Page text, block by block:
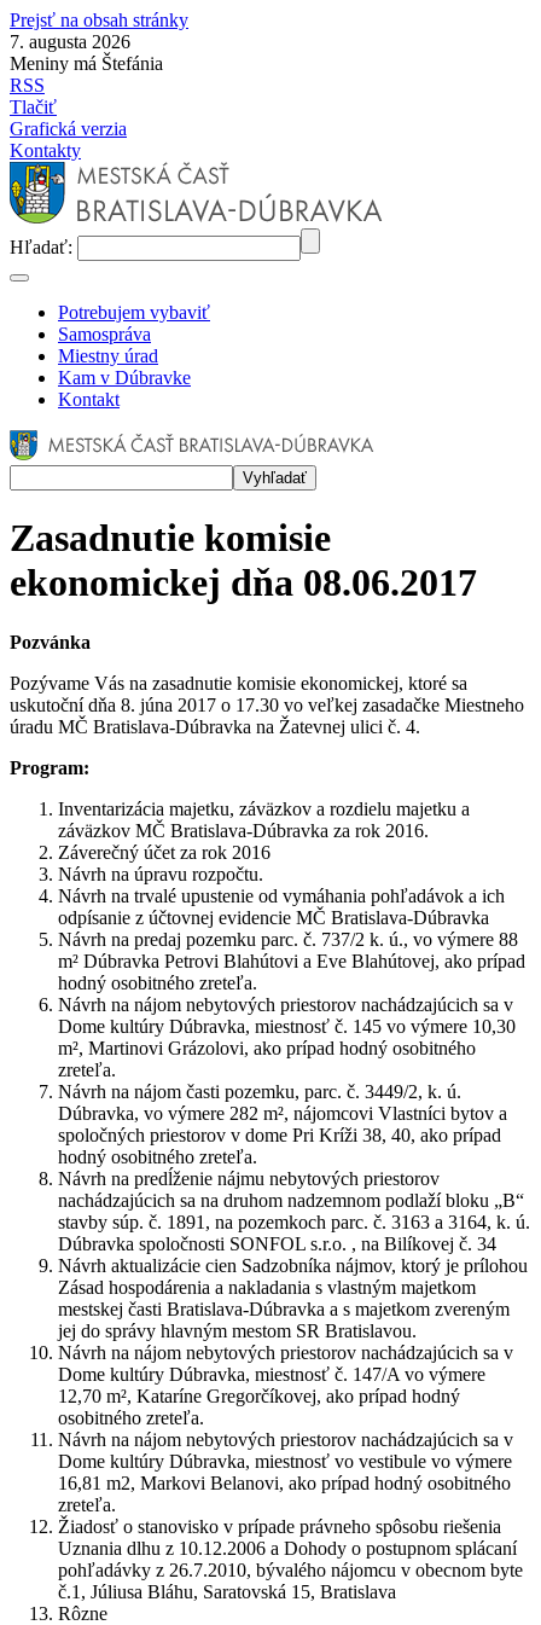
Prejsť na obsah stránky
7. augusta 2026
Meniny má Štefánia
RSS
Tlačiť
Grafická verzia
Kontakty
Hľadať:
Potrebujem vybaviť
Samospráva
Miestny úrad
Kam v Dúbravke
Kontakt
Zasadnutie komisie
ekonomickej dňa 08.06.2017
Pozvánka
Pozývame Vás na zasadnutie komisie ekonomickej, ktoré sa
uskutoční dňa 8. júna 2017 o 17.30 vo veľkej zasadačke Miestneho
úradu MČ Bratislava-Dúbravka na Žatevnej ulici č. 4.
Program:
Inventarizácia majetku, záväzkov a rozdielu majetku a
záväzkov MČ Bratislava-Dúbravka za rok 2016.
Záverečný účet za rok 2016
Návrh na úpravu rozpočtu.
Návrh na trvalé upustenie od vymáhania pohľadávok a ich
odpísanie z účtovnej evidencie MČ Bratislava-Dúbravka
Návrh na predaj pozemku parc. č. 737/2 k. ú., vo výmere 88
m² Dúbravka Petrovi Blahútovi a Eve Blahútovej, ako prípad
hodný osobitného zreteľa.
Návrh na nájom nebytových priestorov nachádzajúcich sa v
Dome kultúry Dúbravka, miestnosť č. 145 vo výmere 10,30
m², Martinovi Grázolovi, ako prípad hodný osobitného
zreteľa.
Návrh na nájom časti pozemku, parc. č. 3449/2, k. ú.
Dúbravka, vo výmere 282 m², nájomcovi Vlastníci bytov a
spoločných priestorov v dome Pri Kríži 38, 40, ako prípad
hodný osobitného zreteľa.
Návrh na predĺženie nájmu nebytových priestorov
nachádzajúcich sa na druhom nadzemnom podlaží bloku „B“
stavby súp. č. 1891, na pozemkoch parc. č. 3163 a 3164, k. ú.
Dúbravka spoločnosti SONFOL s.r.o. , na Bilíkovej č. 34
Návrh aktualizácie cien Sadzobníka nájmov, ktorý je prílohou
Zásad hospodárenia a nakladania s vlastným majetkom
mestskej časti Bratislava-Dúbravka a s majetkom zvereným
jej do správy hlavným mestom SR Bratislavou.
Návrh na nájom nebytových priestorov nachádzajúcich sa v
Dome kultúry Dúbravka, miestnosť č. 147/A vo výmere
12,70 m², Kataríne Gregorčíkovej, ako prípad hodný
osobitného zreteľa.
Návrh na nájom nebytových priestorov nachádzajúcich sa v
Dome kultúry Dúbravka, miestnosť vo vestibule vo výmere
16,81 m2, Markovi Belanovi, ako prípad hodný osobitného
zreteľa.
Žiadosť o stanovisko v prípade právneho spôsobu riešenia
Uznania dlhu z 10.12.2006 a Dohody o postupnom splácaní
pohľadávky z 26.7.2010, bývalého nájomcu v obecnom byte
č.1, Júliusa Bláhu, Saratovská 15, Bratislava
Rôzne